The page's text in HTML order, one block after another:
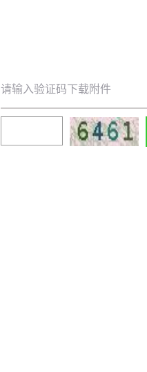
请输入验证码下载附件